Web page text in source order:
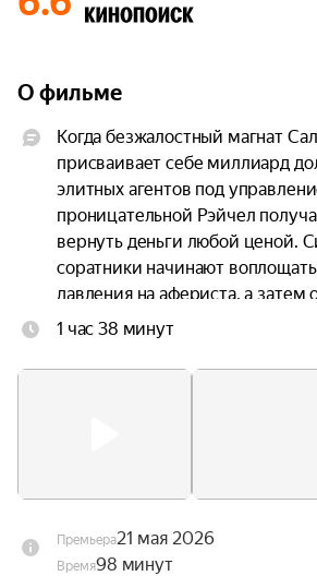
О фильме
Когда безжалостный магнат
присваивает себе миллиард
элитных агентов под
проницательной Рэйчел
вернуть деньги любой ценой.
соратники начинают
давления на афериста, а затем
остров Салазара, где
внезапно ситуация выходит
1 час 38 минут
Премьера21 мая 2026
Время98 минут